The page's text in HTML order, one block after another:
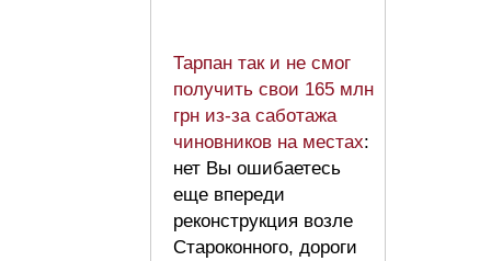
Тарпан так и не смог
получить свои 165 млн
грн из-за саботажа
чиновников на местах:
нет Вы ошибаетесь
еще впереди
реконструкция возле
Староконного, дороги